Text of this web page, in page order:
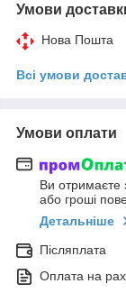
Умови
Нова Пошта
Всі умови
Умови оплати
Ви отримаєте
або гроші
Детальніше
Післяплата
Оплата на